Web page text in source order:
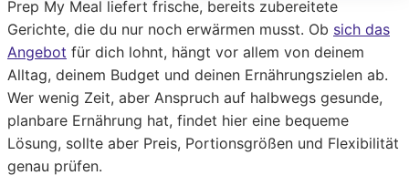
Prep My Meal liefert frische, bereits zubereitete
Gerichte, die du nur noch erwärmen musst. Ob sich das
Angebot für dich lohnt, hängt vor allem von deinem
Alltag, deinem Budget und deinen Ernährungszielen ab.
Wer wenig Zeit, aber Anspruch auf halbwegs gesunde,
planbare Ernährung hat, findet hier eine bequeme
Lösung, sollte aber Preis, Portionsgrößen und Flexibilität
genau prüfen.